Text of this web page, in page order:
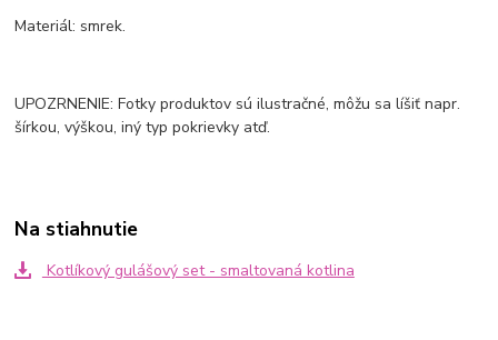
Materiál: smrek.
UPOZRNENIE: Fotky produktov sú ilustračné, môžu sa líšiť napr.
šírkou, výškou, iný typ pokrievky atď.
Na stiahnutie
Kotlíkový gulášový set - smaltovaná kotlina